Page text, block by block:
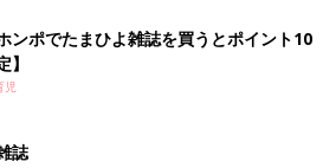
ンポでたまひよ雑誌を買うとポイント10
】
児
誌